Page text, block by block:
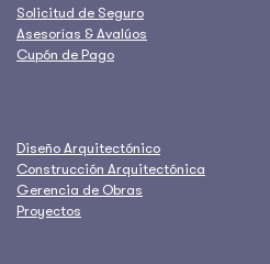
Solicitud de Seguro
Asesorías & Avalúos
Cupón de Pago
Diseño Arquitectónico
Construcción Arquitectónica
Gerencia de Obras
Proyectos